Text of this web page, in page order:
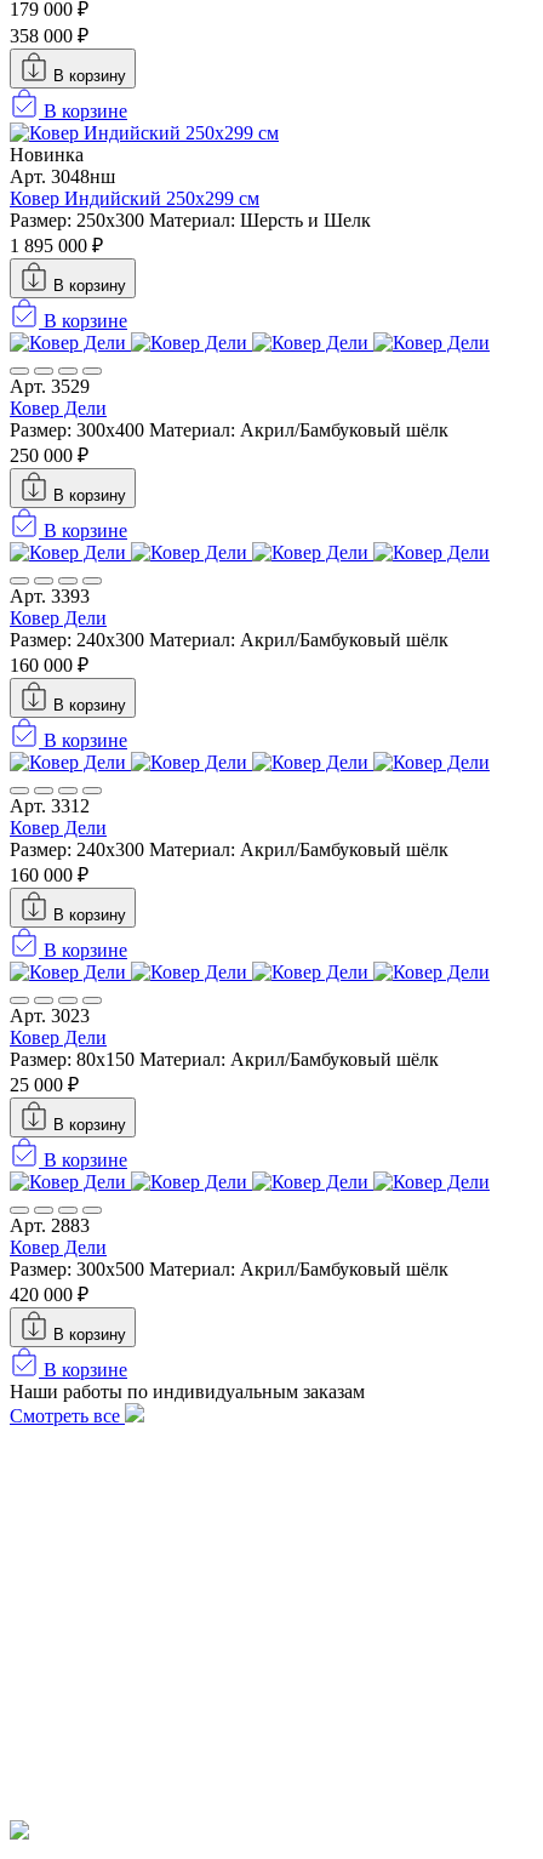
179 000 ₽
358 000 ₽
В корзину
В корзине
Новинка
Арт. 3048нш
Ковер Индийский 250x299 см
Размер: 250x300 Материал: Шерсть и Шелк
1 895 000 ₽
В корзину
В корзине
Арт. 3529
Ковер Дели
Размер: 300х400 Материал: Акрил/Бамбуковый шёлк
250 000 ₽
В корзину
В корзине
Арт. 3393
Ковер Дели
Размер: 240х300 Материал: Акрил/Бамбуковый шёлк
160 000 ₽
В корзину
В корзине
Арт. 3312
Ковер Дели
Размер: 240х300 Материал: Акрил/Бамбуковый шёлк
160 000 ₽
В корзину
В корзине
Арт. 3023
Ковер Дели
Размер: 80x150 Материал: Акрил/Бамбуковый шёлк
25 000 ₽
В корзину
В корзине
Арт. 2883
Ковер Дели
Размер: 300х500 Материал: Акрил/Бамбуковый шёлк
420 000 ₽
В корзину
В корзине
Наши работы по индивидуальным заказам
Смотреть все